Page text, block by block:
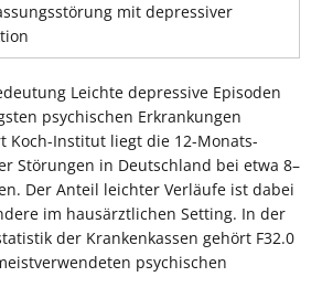
mit depressiver
Leichte depressive Episoden
psychischen Erkrankungen
Koch-Institut liegt die 12-Monats-
Störungen in Deutschland bei etwa 8–
Der Anteil leichter Verläufe ist dabei
im hausärztlichen Setting. In der
der Krankenkassen gehört F32.0
psychischen